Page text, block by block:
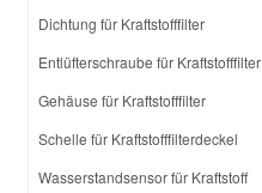
Dichtung für Kraftstofffilter
Entlüfterschraube für Kraftstofffilter
Gehäuse für Kraftstofffilter
Schelle für Kraftstofffilterdeckel
Wasserstandsensor für Kraftstoff